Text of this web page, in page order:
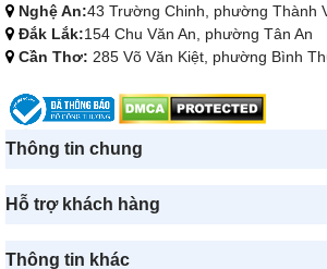
Nghệ An:43 Trường Chinh, phường Thành
Đắk Lắk:154 Chu Văn An, phường Tân An
Cần Thơ: 285 Võ Văn Kiệt, phường Bình
Thông tin chung
Hỗ trợ khách hàng
Thông tin khác